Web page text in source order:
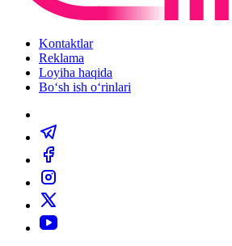
Kontaktlar
Reklama
Loyiha haqida
Bo‘sh ish o‘rinlari